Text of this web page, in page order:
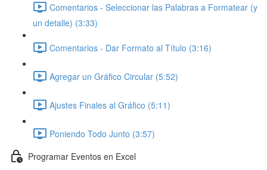
Comentarios - Seleccionar las Palabras a Formatear (y
un detalle) (3:33)
Comentarios - Dar Formato al Título (3:16)
Agregar un Gráfico Circular (5:52)
Ajustes Finales al Gráfico (5:11)
Poniendo Todo Junto (3:57)
Programar Eventos en Excel